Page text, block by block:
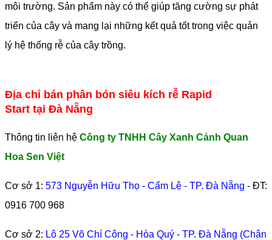
môi trường. Sản phẩm này có thể giúp tăng cường sự phát
triển của cây và mang lại những kết quả tốt trong việc quản
lý hệ thống rễ của cây trồng.
Địa chỉ bán phân bón siêu kích rễ Rapid
Start tại Đà Nẵng
Thông tin liên hệ Công ty TNHH Cây Xanh Cảnh Quan
Hoa Sen Việt
Cơ sở 1: 573 Nguyễn Hữu Thọ - Cẩm Lệ - TP. Đà Nẵng - ĐT:
0916 700 968
Cơ sở 2: Lô 25 Võ Chí Công - Hòa Quý - TP. Đà Nẵng (Chân